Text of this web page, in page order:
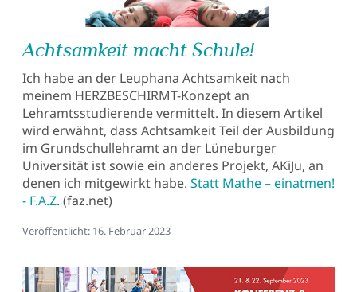
Achtsamkeit macht Schule!
Ich habe an der Leuphana Achtsamkeit nach
meinem HERZBESCHIRMT-Konzept an
Lehramtsstudierende vermittelt. In diesem Artikel
wird erwähnt, dass Achtsamkeit Teil der Ausbildung
im Grundschullehramt an der Lüneburger
Universität ist sowie ein anderes Projekt, AKiJu, an
denen ich mitgewirkt habe. Statt Mathe – einatmen!
- F.A.Z. (faz.net)
Details
Veröffentlicht: 16. Februar 2023